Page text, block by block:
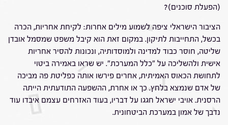
(הפעלת סוכנים)?
הציבור הישראלי ציפה לשמוע מילים אחרות: לקיחת אחריות, הכרה
בכשל, התחייבות לתיקון. במקום זאת הוא קיבל משפט שמסמל אובדן
שליטה, חוסר כבוד למדינה ולמוסדותיה, ונכונות להסיר אחריות
אישית ולהשליכה על "כלל המערכת". יש שראו באמירה ביטוי
לתחושת הכאוס האמיתית, אחרים פירשו אותה כפליטת פה מביכה
של אדם שנמצא בלחץ. כך או אחרת, ההשפעה התודעתית הייתה
הרסנית. אויבי ישראל חגגו על דבריו, בעוד האזרחים עצמם איבדו עוד
נדבך של אמון במערכת הביטחונית.